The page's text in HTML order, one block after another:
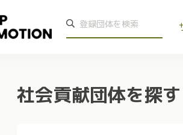
社会貢献団体を探す